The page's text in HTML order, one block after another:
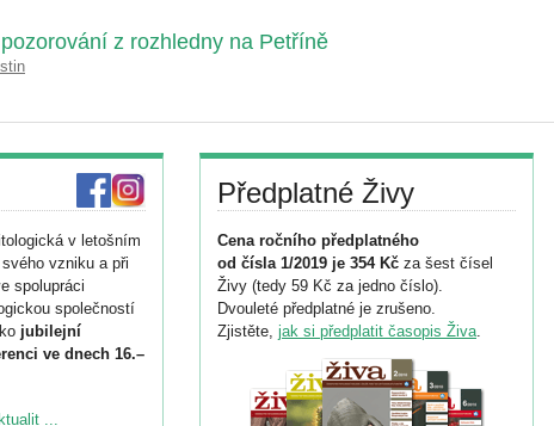
z rozhledny na Petříně
v letošním
vzniku a při
spolupráci
společností
jubilejní
ve dnech 16.–
ke konferenci
...
Předplatné Živy
Cena ročního předplatného
od čísla 1/2019 je 354 Kč za šest čísel
Živy (tedy 59 Kč za jedno číslo).
Dvouleté předplatné je zrušeno.
Zjistěte, jak si předplatit časopis Živa.